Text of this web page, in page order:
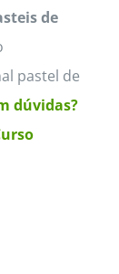
de
pastel de
dúvidas?